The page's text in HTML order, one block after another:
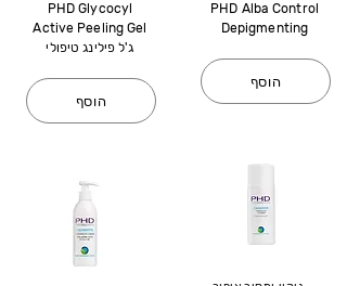
PHD Glycocyl
Active Peeling Gel
ג'ל פילינג טיפולי
הוסף
PHD Alba Control
Depigmenting
הוסף